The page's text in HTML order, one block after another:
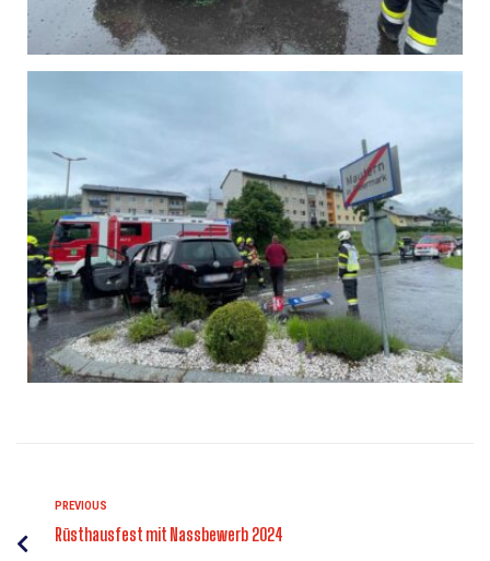
PREVIOUS
Rüsthausfest mit Nassbewerb 2024